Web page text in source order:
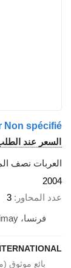
Non spécifié
السعر عند
العربات نصف
2004
عدد المحاور
3
فرنسا، Limay